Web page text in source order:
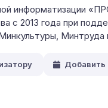
информатизации
с 2013 года при
Минтруда
Добавить